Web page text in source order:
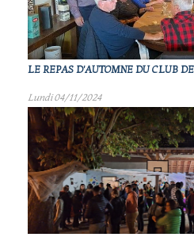
LE REPAS D'AUTOMNE DU CLUB
Lundi 04/11/2024